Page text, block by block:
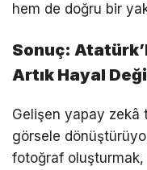
hem de doğru bir
Sonuç:
Artık Hayal
Gelişen yapay zekâ
görsele
fotoğraf oluşturmak,